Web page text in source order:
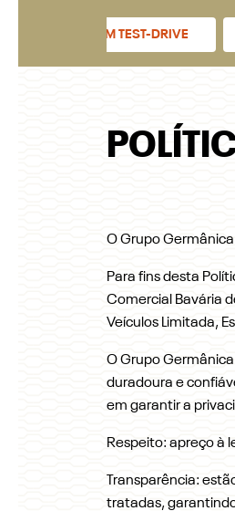
AGENDE UM TEST-DRIVE
O Grupo
Para fins desta
Comercial Bavária
Veículos Limitada,
O Grupo
duradoura e
em garantir a
Respeito: apreço à
Transparência:
tratadas,